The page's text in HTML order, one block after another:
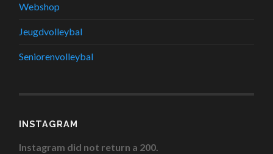
Webshop
Jeugdvolleybal
Seniorenvolleybal
INSTAGRAM
Instagram did not return a 200.